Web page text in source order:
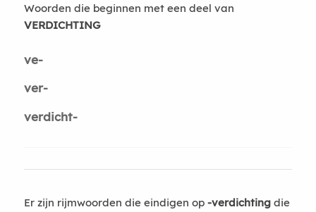
Woorden die beginnen met een deel van
VERDICHTING
ve-
ver-
verdicht-
Er zijn rijmwoorden die eindigen op -verdichtingdie